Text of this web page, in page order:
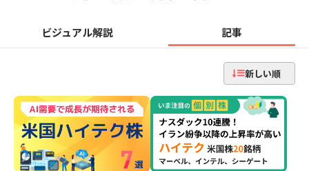
ビジュアル解説 記事
新しい順